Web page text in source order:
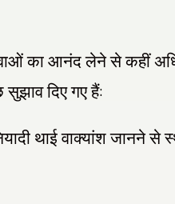
का आनंद लेने से कहीं
दिए गए हैं:
थाई वाक्यांश जानने